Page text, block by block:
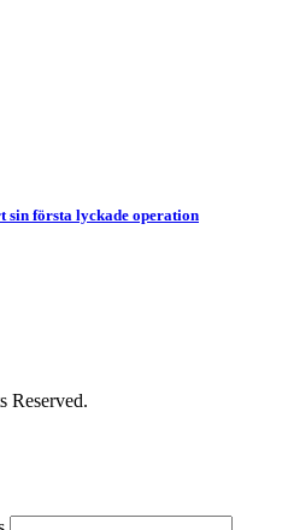
sin första lyckade operation
Reserved.